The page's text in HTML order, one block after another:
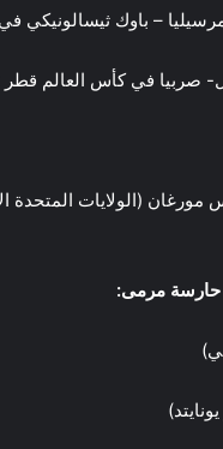
– باوك ثيسالونيكي
صربيا في كأس العالم قطر 2022
(الولايات المتحدة
حارسة مرمى: